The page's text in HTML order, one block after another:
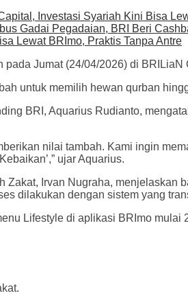
Investasi Syariah Kini Bisa
Gadai Pegadaian, BRI Beri
Lewat BRImo, Praktis Tanpa Antre
pada Jumat (24/04/2026) di
untuk memilih hewan qurban
BRI, Aquarius Rudianto,
nilai tambah. Kami ingin
ujar Aquarius.
Zakat, Irvan Nugraha, menjelaskan
dilakukan dengan sistem yang
Lifestyle di aplikasi BRImo